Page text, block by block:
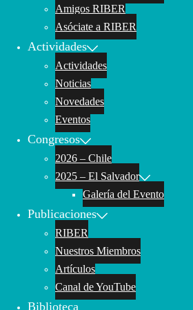
Amigos RIBER
Asóciate a RIBER
Actividades
Actividades
Noticias
Novedades
Eventos
Congresos
2026 – Chile
2025 – El Salvador
Galería del Evento
Publicaciones
RIBER
Nuestros Miembros
Artículos
Canal de YouTube
Biblioteca